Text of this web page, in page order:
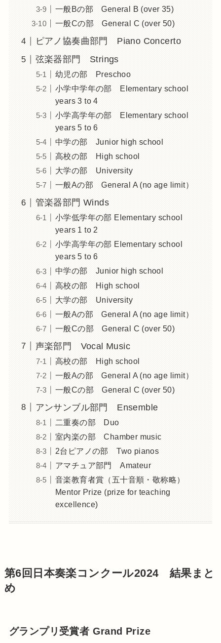
一般Bの部 General B (over 35)
一般Cの部 General C (over 50)
ピアノ協奏曲部門 Piano Concerto
弦楽器部門 Strings
幼児の部 Preschoo
小学中学年の部 Elementary school
years 3 to 4
小学高学年の部 Elementary school
years 5 to 6
中学の部 Junior high school
高校の部 High school
大学の部 University
一般Aの部 General A (no age limit）
管楽器部門 Winds
小学低学年の部 Elementary school
years 1 to 2
小学高学年の部 Elementary school
years 5 to 6
中学の部 Junior high school
高校の部 High school
大学の部 University
一般Aの部 General A (no age limit）
一般Cの部 General C (over 50)
声楽部門 Vocal Music
高校の部 High school
一般Aの部 General A (no age limit）
一般Cの部 General C (over 50)
アンサンブル部門 Ensemble
二重奏の部 Duo
室内楽の部 Chamber music
2台ピアノの部 Two pianos
アマチュア部門 Amateur
音楽教育者賞（五十音順・敬称略）
Mentor Prize (prize for teaching
excellence)
第6回日本奏楽コンクール2024 結果まと
め
グランプリ受賞者 Grand Prize